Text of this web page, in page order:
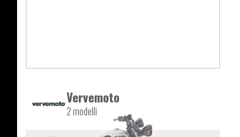
Vervemoto
2 modelli